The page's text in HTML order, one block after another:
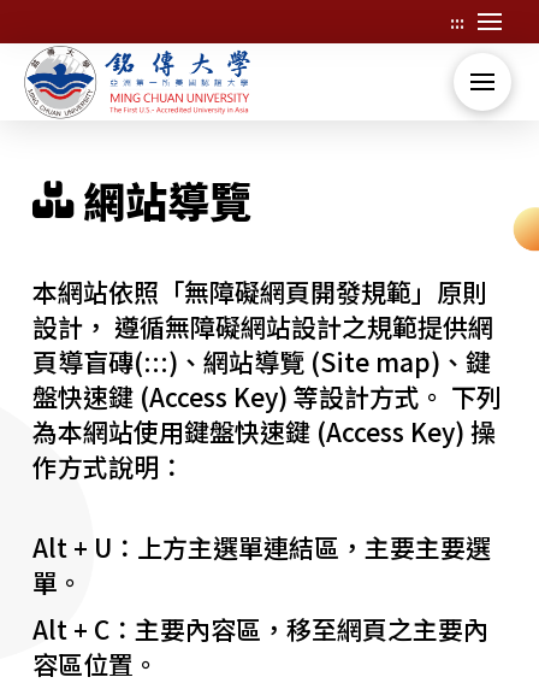
到
主
要
:::
網站導覽
本網站依照「無障礙網頁開發規範」原則
設計， 遵循無障礙網站設計之規範提供網
頁導盲磚(:::)、網站導覽 (Site map)、鍵
盤快速鍵 (Access Key) 等設計方式。 下列
為本網站使用鍵盤快速鍵 (Access Key) 操
作方式說明：
Alt + U：上方主選單連結區，主要主要選
單。
Alt + C：主要內容區，移至網頁之主要內
容區位置。